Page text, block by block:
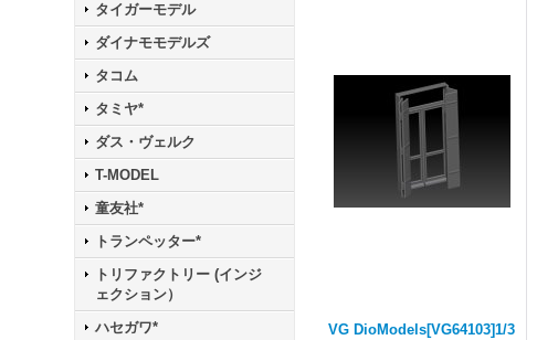
タイガーモデル
ダイナモモデルズ
タコム
タミヤ*
ダス・ヴェルク
T-MODEL
童友社*
トランペッター*
トリファクトリー (インジ
ェクション）
ハセガワ*
VG DioModels[VG64103]1/3